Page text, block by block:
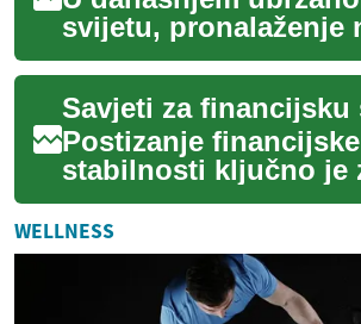
svijetu, pronalaženje
za učinkovito
vremenom i
postalo je ključno z...
Postizanje financijske
stabilnosti ključno je
život i ostvarivanje
dugoročnih ciljeva. U
današnjem
WELLNESS